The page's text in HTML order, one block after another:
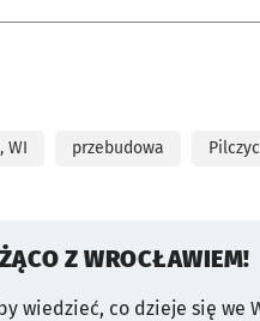
WI przebudowa
Z WROCŁAWIEM!
wiedzieć, co dzieje się we